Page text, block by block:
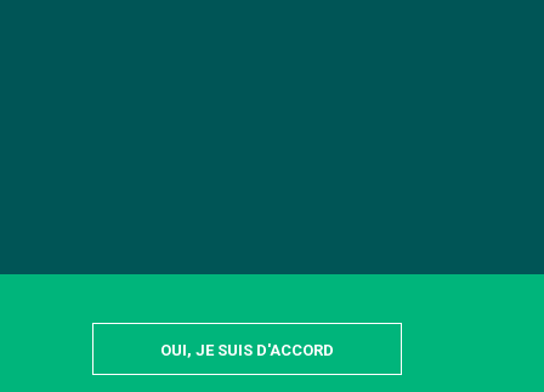
OUI, JE SUIS D'ACCORD